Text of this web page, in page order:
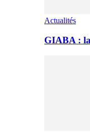
Actualités
GIABA :